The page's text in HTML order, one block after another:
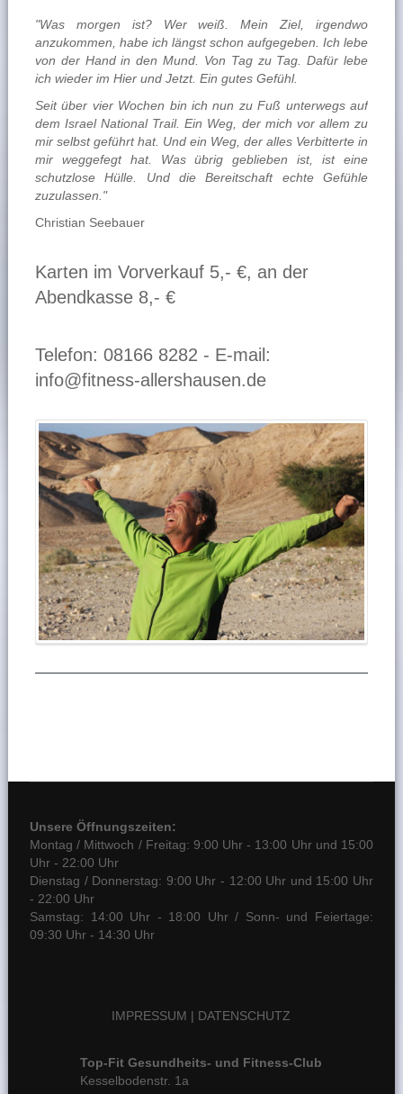
"Was morgen ist? Wer weiß. Mein Ziel, irgendwo
anzukommen, habe ich längst schon aufgegeben. Ich lebe
von der Hand in den Mund. Von Tag zu Tag. Dafür lebe
ich wieder im Hier und Jetzt. Ein gutes Gefühl.
Seit über vier Wochen bin ich nun zu Fuß unterwegs auf
dem Israel National Trail. Ein Weg, der mich vor allem zu
mir selbst geführt hat. Und ein Weg, der alles Verbitterte in
mir weggefegt hat. Was übrig geblieben ist, ist eine
schutzlose Hülle. Und die Bereitschaft echte Gefühle
zuzulassen."
Christian Seebauer
Karten im Vorverkauf 5,- €, an der
Abendkasse 8,- €
Telefon: 08166 8282 - E-mail:
info@fitness-allershausen.de
Unsere Öffnungszeiten:
Montag / Mittwoch / Freitag: 9:00 Uhr - 13:00 Uhr und 15:00
Uhr - 22:00 Uhr
Dienstag / Donnerstag: 9:00 Uhr - 12:00 Uhr und 15:00 Uhr
- 22:00 Uhr
Samstag: 14:00 Uhr - 18:00 Uhr / Sonn- und Feiertage:
09:30 Uhr - 14:30 Uhr
IMPRESSUM DATENSCHUTZ
Top-Fit Gesundheits- und Fitness-Club
Kesselbodenstr. 1a